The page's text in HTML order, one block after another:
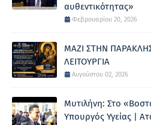
αυθεντικότητας»
Φεβρουαρίου 20, 2026
ΜΑΖΙ ΣΤΗΝ
ΛΕΙΤΟΥΡΓΙΑ
Αυγούστου 02, 2026
Μυτιλήνη: Στο
Υπουργός Υγείας |